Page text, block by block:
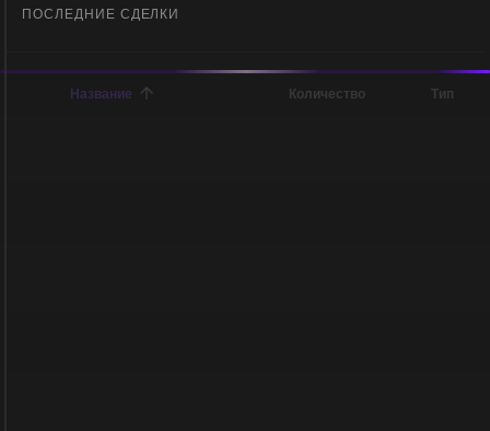
ПОСЛЕДНИЕ СДЕЛКИ
Название Количество Тип